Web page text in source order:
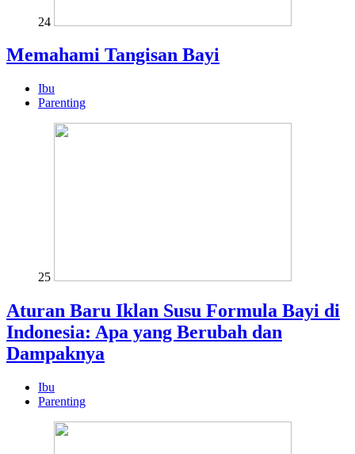
24
Memahami Tangisan Bayi
Ibu
Parenting
25
Aturan Baru Iklan Susu Formula Bayi di
Indonesia: Apa yang Berubah dan
Dampaknya
Ibu
Parenting